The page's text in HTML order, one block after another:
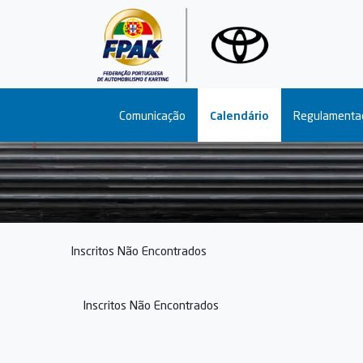
Comunicação Calendário
Inscritos Não Encontrados
Inscritos Não Encontrados